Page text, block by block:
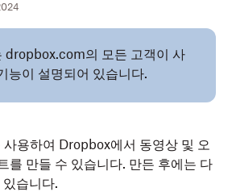
dropbox.com의 모든 고객이 사
능이 설명되어 있습니다.
용하여 Dropbox에서 동영상 및 오
를 만들 수 있습니다. 만든 후에는 다
습니다.